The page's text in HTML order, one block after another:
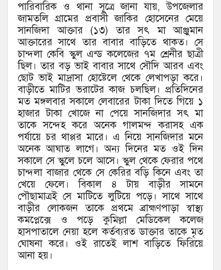
পারিবারিক ও থানা সূত্রে জানা যায়, উপজেলার
জামতলি গ্রামের প্রবাসী জাকির হোসেনের মেয়ে
সানজিদা আক্তার (১৩) তার সৎ মা আঞ্জুমান
আক্তারের সাথে তার বাবার বাড়িতে থাকত। সে
চান্দলা কেবি স্কুল এন্ড কলেজের ৭ম শ্রেনীর ছাত্রী
ছিল। তার বড় ভাই বাবার সাথে সৌদি আরব এবং
ছোট ভাই মাদ্রাসা হোষ্টেলে থেকে লেখাপড়া করে।
বাড়ীতে মাটির ভরাটের কাজ চলছিল। প্রতিদিনের
মত মঙ্গলবার সকালে লেবারের টাকা দিতে গিয়ে ১
হাজার টাকা খোজে না পেয়ে সানজিদার সৎ মা
তাকে সন্দেহ করে অনেক গালমন্দ করাসহ এক
পর্যায়ে চর থাপ্পর মারে। এ নিয়ে সানজিদার মনে
অনেক আঘাত লাগে। অন্য দিনের মত ওই দিন
সকালে সে স্কুলে চলে আসে। স্কুল থেকে ফেরার পথে
চান্দলা বাজার থেকে সে কেরির বড়ি কিনে এবং তা
খেয়ে ফেলে। বিকাল ৪ টায় বাড়ীর সামনে
পৌছামাত্রই সে মাটিতে লুটিয়ে পড়ে। সাথে সাথে
বাড়ীর লোকজন তাকে প্রথমে ব্রাহ্মণপাড়া স্বাস্থ্য
কমপ্লেক্সে ও পড়ে কুমিল্লা মেডিকেল কলেজ
হাসপাতালে নেয়া হলে কর্তব্যরত ডাক্তার তাকে মৃত
ঘোষনা করে। ওই রাতেই লাশ বাড়িতে ফিরিয়ে
আনা হয়।